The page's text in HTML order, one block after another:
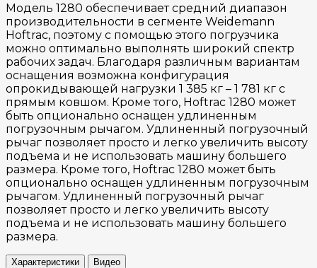
Модель 1280 обеспечивает средний диапазон
производительности в сегменте Weidemann
Hoftrac, поэтому с помощью этого погрузчика
можно оптимально выполнять широкий спектр
рабочих задач. Благодаря различным вариантам
оснащения возможна конфигурация
опрокидывающей нагрузки 1 385 кг – 1 781 кг с
прямым ковшом. Кроме того, Hoftrac 1280 может
быть опционально оснащен удлиненным
погрузочным рычагом. Удлиненный погрузочный
рычаг позволяет просто и легко увеличить высоту
подъема и не использовать машину большего
размера. Кроме того, Hoftrac 1280 может быть
опционально оснащен удлиненным погрузочным
рычагом. Удлиненный погрузочный рычаг
позволяет просто и легко увеличить высоту
подъема и не использовать машину большего
размера.
Характеристики Видео